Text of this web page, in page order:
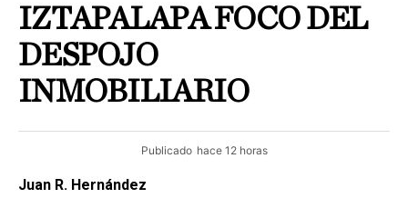
IZTAPALAPA FOCO DEL
DESPOJO
INMOBILIARIO
Publicado hace 12 horas
Juan R. Hernández